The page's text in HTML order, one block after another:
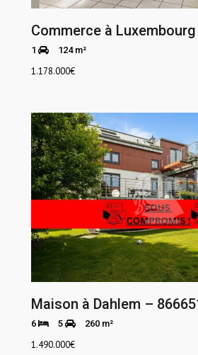
Commerce à
1 124 m²
1.178.000€
Maison à Dahlem –
6 5 260 m²
1.490.000€